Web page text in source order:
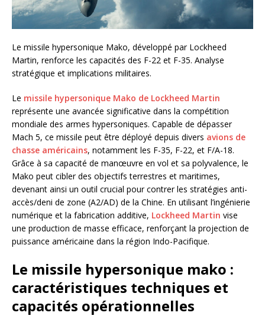
Le missile hypersonique Mako, développé par Lockheed
Martin, renforce les capacités des F-22 et F-35. Analyse
stratégique et implications militaires.
Le missile hypersonique Mako de Lockheed Martin
représente une avancée significative dans la compétition
mondiale des armes hypersoniques. Capable de dépasser
Mach 5, ce missile peut être déployé depuis divers avions de
chasse américains, notamment les F-35, F-22, et F/A-18.
Grâce à sa capacité de manœuvre en vol et sa polyvalence, le
Mako peut cibler des objectifs terrestres et maritimes,
devenant ainsi un outil crucial pour contrer les stratégies anti-
accès/deni de zone (A2/AD) de la Chine. En utilisant l’ingénierie
numérique et la fabrication additive, Lockheed Martin vise
une production de masse efficace, renforçant la projection de
puissance américaine dans la région Indo-Pacifique.
Le missile hypersonique mako :
caractéristiques techniques et
capacités opérationnelles